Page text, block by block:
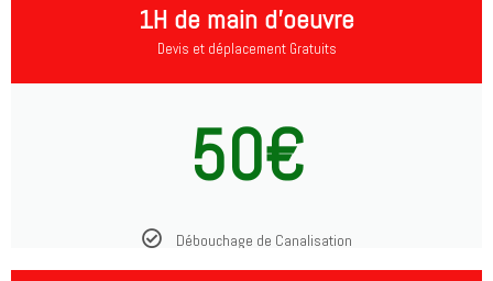
1H de main d'oeuvre
Devis et déplacement Gratuits
50€
Débouchage de Canalisation